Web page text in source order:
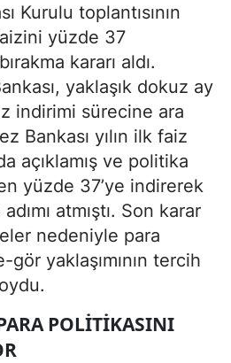
Kurulu toplantısının
yüzde 37
kararı aldı.
yaklaşık dokuz ay
indirimi sürecine ara
Bankası yılın ilk faiz
açıklamış ve politika
yüzde 37’ye indirerek
atmıştı. Son karar
nedeniyle para
yaklaşımının tercih
POLITIKASINI